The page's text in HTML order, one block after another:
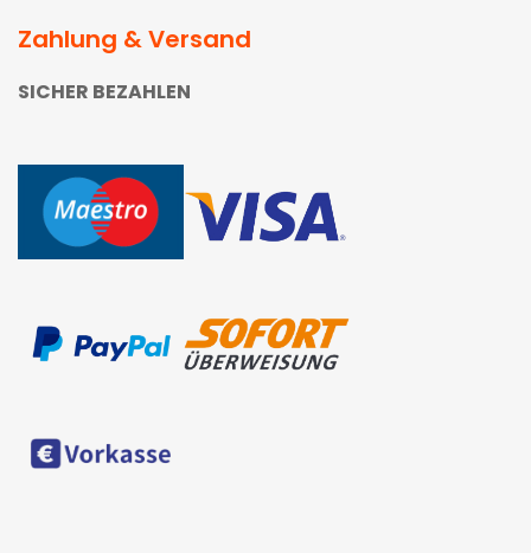
Zahlung & Versand
SICHER BEZAHLEN